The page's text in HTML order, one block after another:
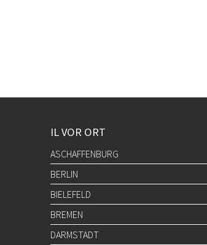
IL VOR ORT
ASCHAFFENBURG
BERLIN
BIELEFELD
BREMEN
DARMSTADT